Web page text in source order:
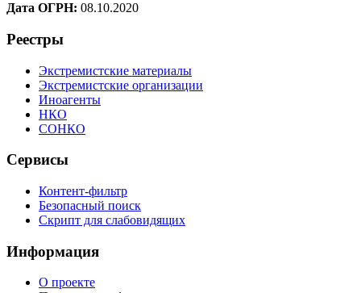
Дата ОГРН: 08.10.2020
Реестры
Экстремистские материалы
Экстремистские организации
Иноагенты
НКО
СОНКО
Сервисы
Контент-фильтр
Безопасный поиск
Скрипт для слабовидящих
Информация
О проекте